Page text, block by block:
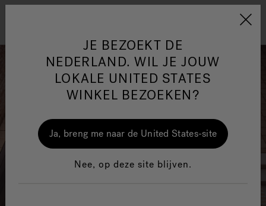
Jacuzzi&reg; EMEA
Jacuzzi® Sensational
Wellness™
One Page
JE BEZOEKT DE
NEDERLAND. WIL JE JOUW
LOKALE UNITED STATES
WINKEL BEZOEKEN?
Ja, breng me naar de United States-site
Nee, op deze site blijven.